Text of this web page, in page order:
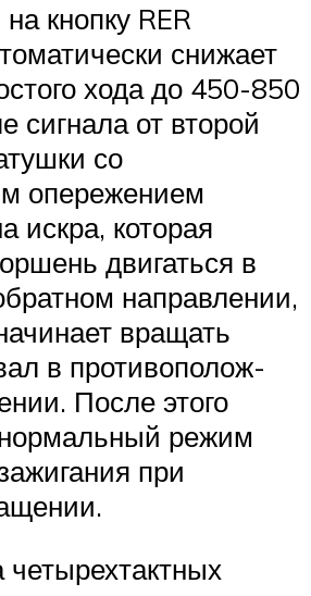
кнопку RER
снижает
хода до 450-850
сигнала от второй
со
опережением
искра, которая
двигаться в
направлении,
вращать
в противополож­
После этого
нормальный режим
при
четырехтактных